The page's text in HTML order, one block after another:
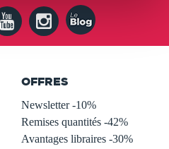
OFFRES
Newsletter -10%
Remises quantités -42%
Avantages libraires -30%